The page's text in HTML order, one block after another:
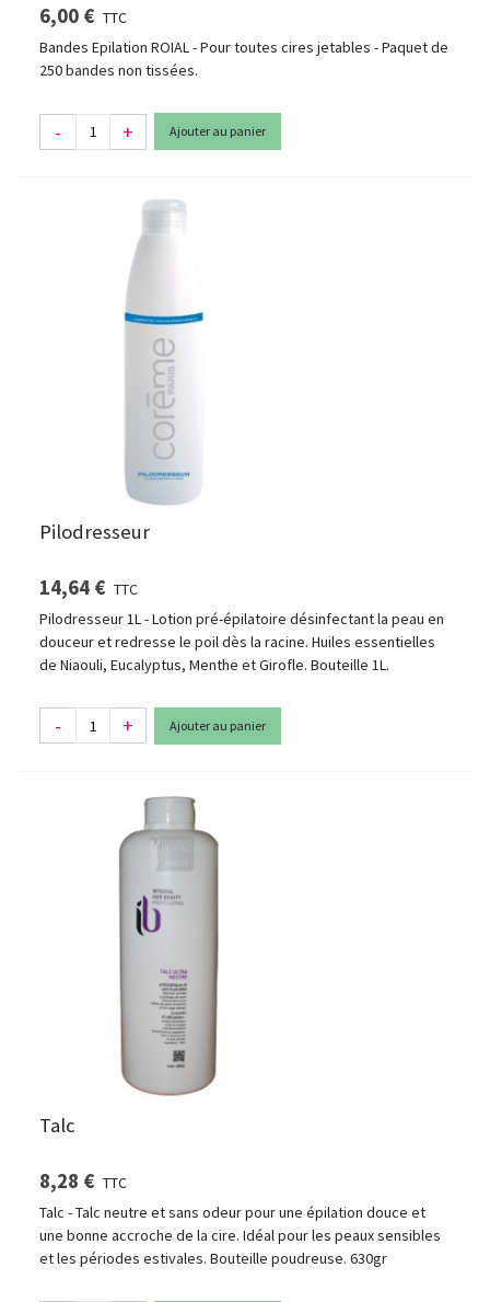
6,00 € TTC
Bandes Epilation ROIAL - Pour toutes cires jetables - Paquet de
250 bandes non tissées.
- + Ajouter au panier
Pilodresseur
14,64 € TTC
Pilodresseur 1L - Lotion pré-épilatoire désinfectant la peau en
douceur et redresse le poil dès la racine. Huiles essentielles
de Niaouli, Eucalyptus, Menthe et Girofle. Bouteille 1L.
- + Ajouter au panier
Talc
8,28 € TTC
Talc - Talc neutre et sans odeur pour une épilation douce et
une bonne accroche de la cire. Idéal pour les peaux sensibles
et les périodes estivales. Bouteille poudreuse. 630gr